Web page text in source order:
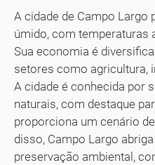
A cidade de Campo Largo
úmido, com temperaturas
Sua economia é
setores como agricultura,
A cidade é conhecida por
naturais, com destaque
proporciona um cenário
disso, Campo Largo
preservação ambiental,